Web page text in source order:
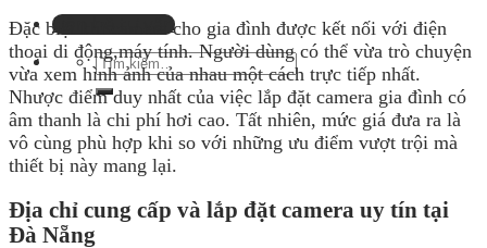
Liên hệ tư vấn
Đặc biệt khi camera cho gia đình được kết nối với điện
thoại di động,máy tính. Người dùng có thể vừa trò chuyện
vừa xem hình ảnh của nhau một cách trực tiếp nhất.
Nhược điểm duy nhất của việc lắp đặt camera gia đình có
âm thanh là chi phí hơi cao. Tất nhiên, mức giá đưa ra là
vô cùng phù hợp khi so với những ưu điểm vượt trội mà
thiết bị này mang lại.
Địa chỉ cung cấp và lắp đặt camera uy tín tại
Đà Nẵng